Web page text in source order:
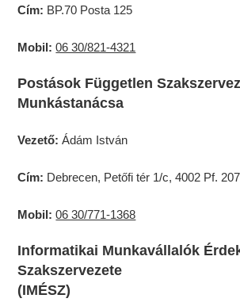
Cím: BP.70 Posta 125
Mobil: 06 30/821-4321
Postások Független
Munkástanácsa
Vezető: Ádám István
Cím: Debrecen, Petőfi tér 1/c, 4002 Pf.
Mobil: 06 30/771-1368
Informatikai Munkavállalók
Szakszervezete
(IMÉSZ)